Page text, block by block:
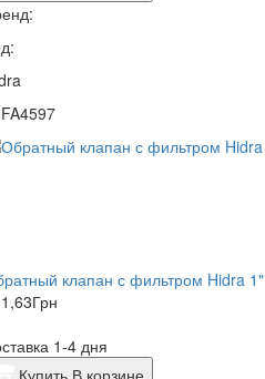
клапан с фильтром Hidra 1"
Грн
1-4 дня
Купить В корзине